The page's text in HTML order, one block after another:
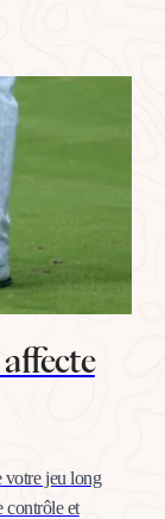
votre jeu long
contrôle et